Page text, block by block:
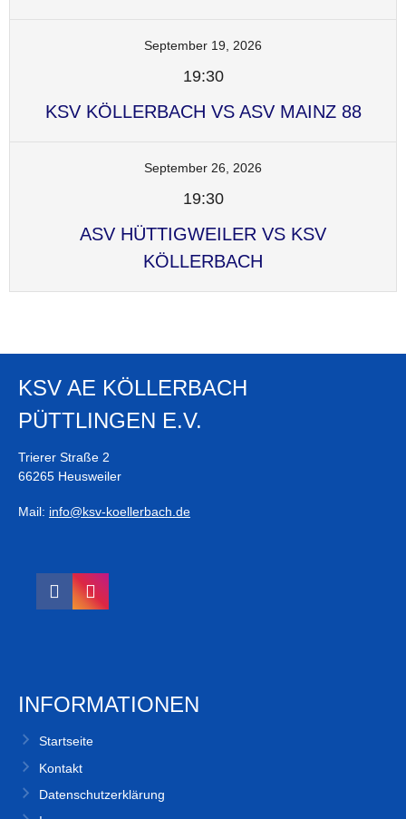
September 19, 2026
19:30
KSV KÖLLERBACH VS ASV MAINZ 88
September 26, 2026
19:30
ASV HÜTTIGWEILER VS KSV
KÖLLERBACH
KSV AE KÖLLERBACH
PÜTTLINGEN E.V.
Trierer Straße 2
66265 Heusweiler
Mail: info@ksv-koellerbach.de
INFORMATIONEN
Startseite
Kontakt
Datenschutzerklärung